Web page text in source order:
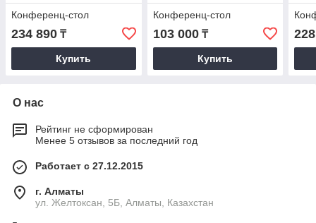
Конференц-стол
234 890 ₸
Купить
Конференц-стол
103 000₸
Купить
О нас
Рейтинг не сформирован
Менее 5 отзывов за последний год
Работает с 27.12.2015
г. Алматы
ул. Желтоксан, 5Б, Алматы, Казахстан